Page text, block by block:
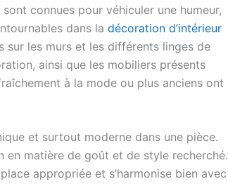
connues pour véhiculer une humeur,
dans la décoration d’intérieur
sur les murs et les différents linges de
ainsi que les mobiliers présents
à la mode ou plus anciens ont
et surtout moderne dans une pièce.
en matière de goût et de style recherché.
appropriée et s’harmonise bien avec